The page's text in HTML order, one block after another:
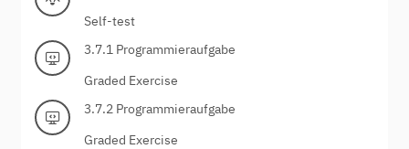
Self-test
3.7.1 Programmieraufgabe
Graded Exercise
3.7.2 Programmieraufgabe
Graded Exercise